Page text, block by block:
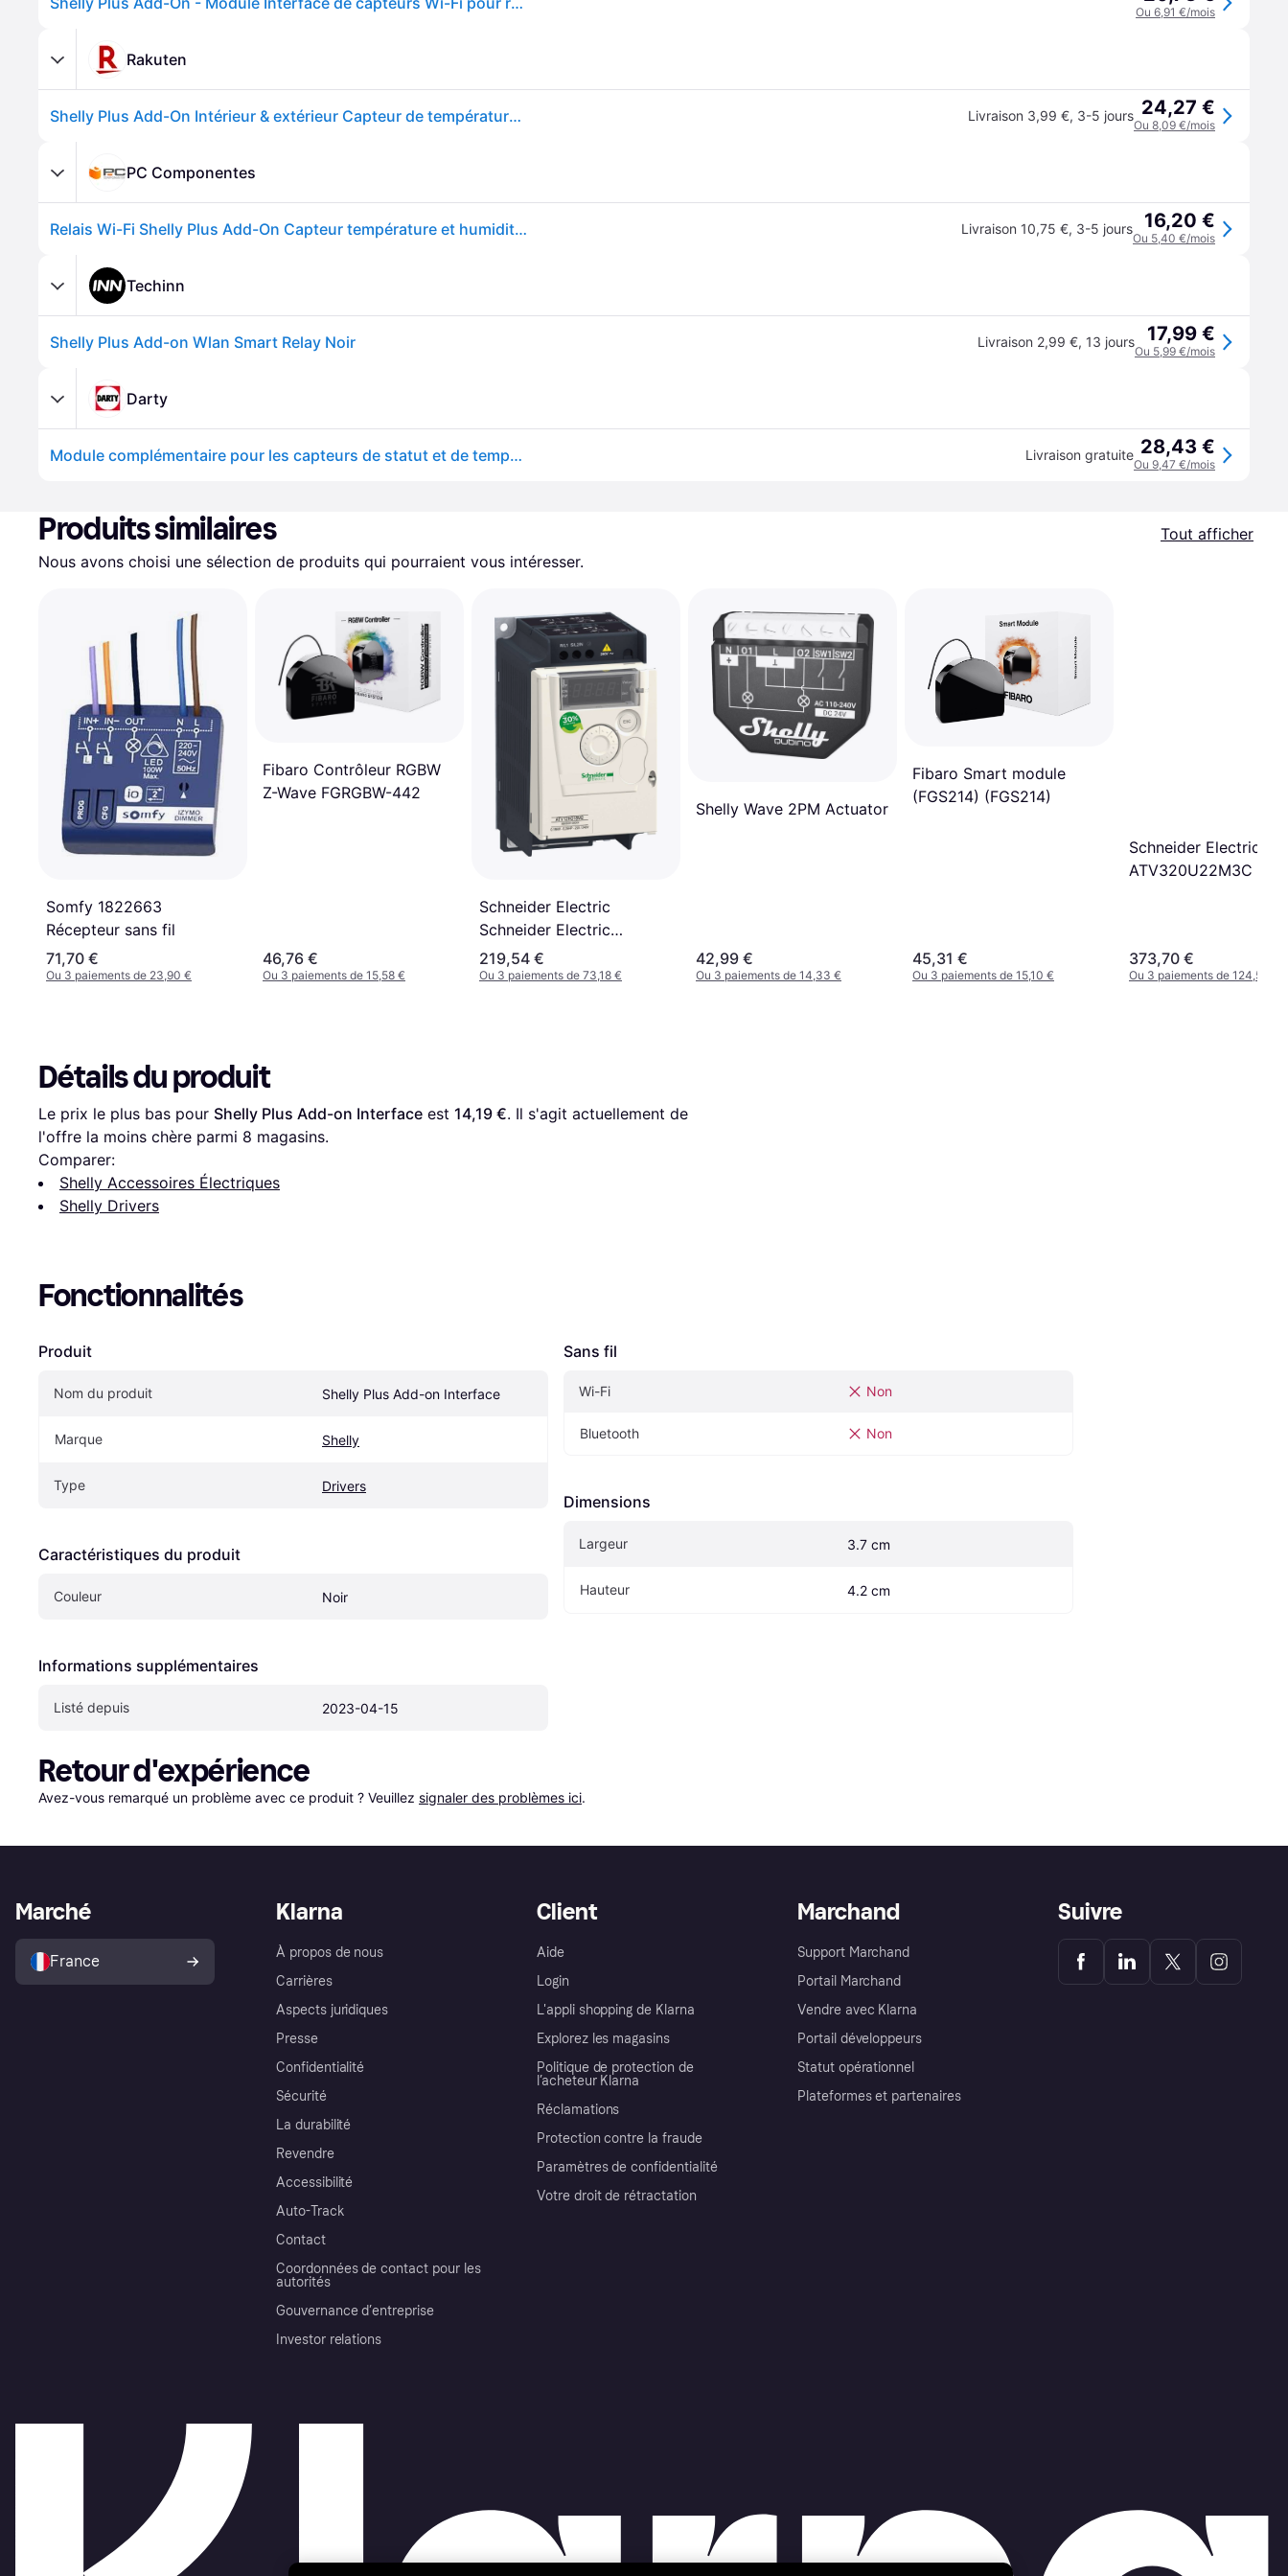
Ou 6,91 €/mois
Rakuten
Shelly Plus Add-On Intérieur & extérieur Capteur de température Intégré Avec fil Livraison 3,99 €, 3-5 jours 24,27 €
Ou 8,09 €/mois
PC Componentes
Relais Wi-Fi Shelly Plus Add-On Capteur température et humidité, Intérieur/Extérieur Livraison 10,75 €, 3-5 jours 16,20 €
Ou 5,40 €/mois
Techinn
Shelly Plus Add-on Wlan Smart Relay Noir Livraison 2,99 €, 13 jours 17,99 €
Ou 5,99 €/mois
Darty
Module complémentaire pour les capteurs de statut et de température Shelly PLUS Livraison gratuite 28,43 €
Ou 9,47 €/mois
Produits similaires
Tout afficher
Nous avons choisi une sélection de produits qui pourraient vous intéresser.
Somfy 1822663
Récepteur sans fil
71,70 €
Ou 3 paiements de 23,90 €
Fibaro Contrôleur RGBW
Z-Wave FGRGBW-442
46,76 €
Ou 3 paiements de 15,58 €
Schneider Electric
Schneider Electric
Frequenzumrichter 1ph.
ATV12H037M2
219,54 €
Ou 3 paiements de 73,18 €
Shelly Wave 2PM Actuator
42,99 €
Ou 3 paiements de 14,33 €
Fibaro Smart module
(FGS214) (FGS214)
45,31 €
Ou 3 paiements de 15,10 €
Schneider Electric
ATV320U22M3C
373,70 €
Ou 3 paiements de 124,56 €
Détails du produit
Le prix le plus bas pour Shelly Plus Add-on Interface est 14,19 €. Il s'agit actuellement de
l'offre la moins chère parmi 8 magasins.
Comparer:
Shelly Accessoires Électriques
Shelly Drivers
Fonctionnalités
Produit
Nom du produit Shelly Plus Add-on Interface
Marque Shelly
Type Drivers
Caractéristiques du produit
Couleur Noir
Informations supplémentaires
Listé depuis 2023-04-15
Sans fil
Wi-Fi Non
Bluetooth Non
Dimensions
Largeur 3.7 cm
Hauteur 4.2 cm
Retour d'expérience
Avez-vous remarqué un problème avec ce produit ? Veuillez signaler des problèmes ici.
Klarna
À propos de nous
Carrières
Aspects juridiques
Presse
Confidentialité
Sécurité
La durabilité
Revendre
Accessibilité
Auto-Track
Contact
Coordonnées de contact pour les
autorités
Gouvernance d’entreprise
Investor relations
Client
Aide
Login
L'appli shopping de Klarna
Explorez les magasins
Politique de protection de
l’acheteur Klarna
Réclamations
Protection contre la fraude
Paramètres de confidentialité
Votre droit de rétractation
Marchand
Support Marchand
Portail Marchand
Vendre avec Klarna
Portail développeurs
Statut opérationnel
Plateformes et partenaires
Marché
France
Suivre